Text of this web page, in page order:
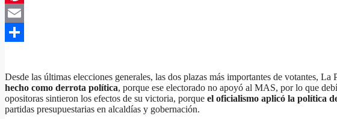
Pinterest
Email
Desde las últimas elecciones generales, las dos plazas más importantes de votantes, La
hecho como derrota política, porque ese electorado no apoyó al MAS, por lo que
opositoras sintieron los efectos de su victoria, porque el oficialismo aplicó la política
partidas presupuestarias en alcaldías y gobernación.